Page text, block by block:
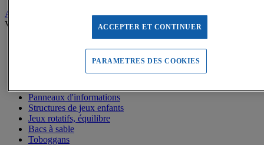
Aires de jeux exterieur
Voir tous les produits
Panneaux d'informations
Structures de jeux enfants
Jeux rotatifs, équilibre
Bacs à sable
Toboggans
ACCEPTER ET CONTINUER
PARAMETRES DES COOKIES